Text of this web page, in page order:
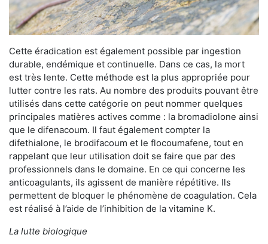
Cette éradication est également possible par ingestion
durable, endémique et continuelle. Dans ce cas, la mort
est très lente. Cette méthode est la plus appropriée pour
lutter contre les rats. Au nombre des produits pouvant être
utilisés dans cette catégorie on peut nommer quelques
principales matières actives comme : la bromadiolone ainsi
que le difenacoum. Il faut également compter la
difethialone, le brodifacoum et le flocoumafene, tout en
rappelant que leur utilisation doit se faire que par des
professionnels dans le domaine. En ce qui concerne les
anticoagulants, ils agissent de manière répétitive. Ils
permettent de bloquer le phénomène de coagulation. Cela
est réalisé à l’aide de l’inhibition de la vitamine K.
La lutte biologique